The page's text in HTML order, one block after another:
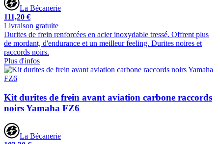
La Bécanerie
111,20 €
Livraison gratuite
Durites de frein renforcées en acier inoxydable tressé. Offrent plus
de mordant, d'endurance et un meilleur feeling. Durites noires et
raccords noirs.
Plus d'infos
Kit durites de frein avant aviation carbone raccords
noirs Yamaha FZ6
La Bécanerie